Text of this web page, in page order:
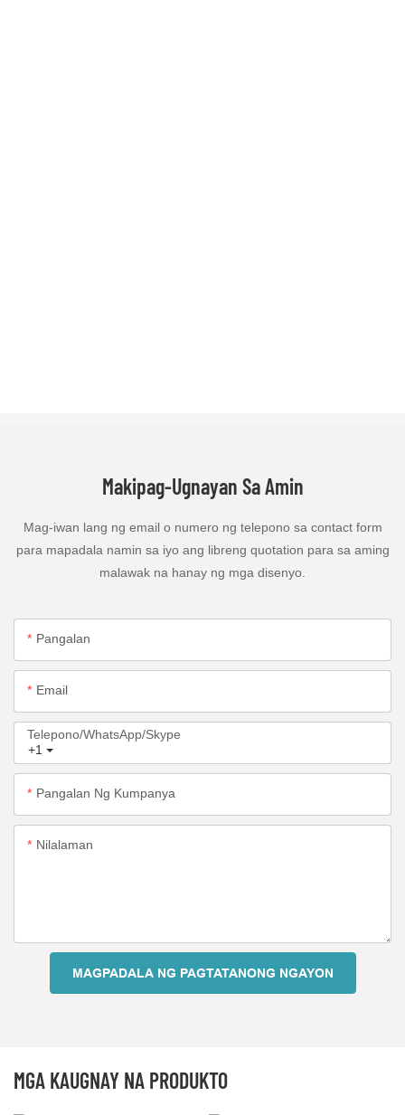
Makipag-Ugnayan Sa Amin
Mag-iwan lang ng email o numero ng telepono sa contact form
para mapadala namin sa iyo ang libreng quotation para sa aming
malawak na hanay ng mga disenyo.
Pangalan
Email
+1
Telepono/WhatsApp/Skype
Pangalan Ng Kumpanya
Nilalaman
MAGPADALA NG PAGTATANONG NGAYON
MGA KAUGNAY NA PRODUKTO